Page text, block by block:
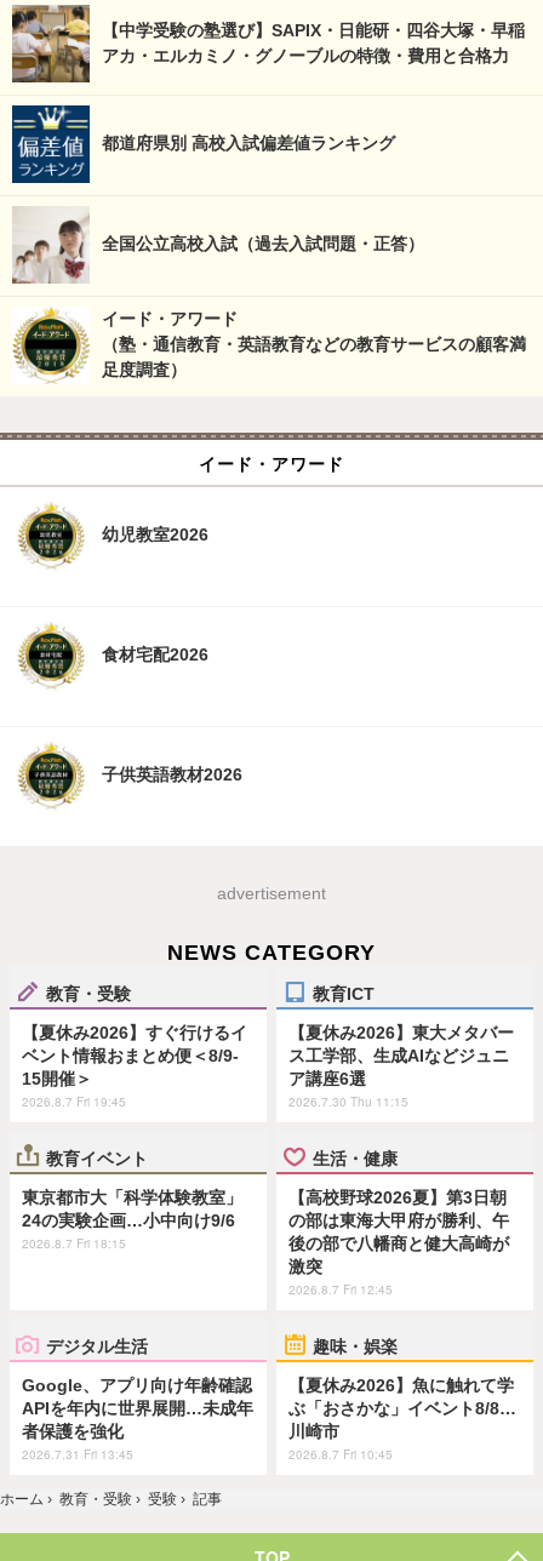
【中学受験の塾選び】SAPIX・日能研・四谷大塚・早稲
アカ・エルカミノ・グノーブルの特徴・費用と合格力
都道府県別 高校入試偏差値ランキング
全国公立高校入試（過去入試問題・正答）
イード・アワード
（塾・通信教育・英語教育などの教育サービスの顧客満
足度調査）
イード・アワード
幼児教室2026
食材宅配2026
子供英語教材2026
advertisement
NEWS CATEGORY
教育・受験
【夏休み2026】すぐ行けるイ
ベント情報おまとめ便＜8/9-
15開催＞
2026.8.7 Fri 19:45
教育ICT
【夏休み2026】東大メタバー
ス工学部、生成AIなどジュニ
ア講座6選
2026.7.30 Thu 11:15
教育イベント
東京都市大「科学体験教室」
24の実験企画…小中向け9/6
2026.8.7 Fri 18:15
生活・健康
【高校野球2026夏】第3日朝
の部は東海大甲府が勝利、午
後の部で八幡商と健大高崎が
激突
2026.8.7 Fri 12:45
デジタル生活
Google、アプリ向け年齢確認
APIを年内に世界展開…未成年
者保護を強化
2026.7.31 Fri 13:45
趣味・娯楽
【夏休み2026】魚に触れて学
ぶ「おさかな」イベント8/8…
川崎市
2026.8.7 Fri 10:45
ホーム › 教育・受験 › 受験 › 記事